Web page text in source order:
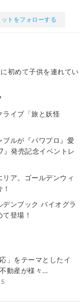
トをフォローする
初めて子供を連れてい
ライブ「旅と妖怪
ルが『パワプロ』愛
発売記念イベントレ
ア。ゴールデンウィ
ンブック バイオグラ
登場！
」をテーマとしたイ
動産が様々…